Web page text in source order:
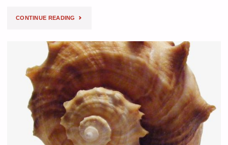
CONTINUE READING "ZIMOWA
DLA
ZWIERZAKÓW
W
POTRZEBIE"